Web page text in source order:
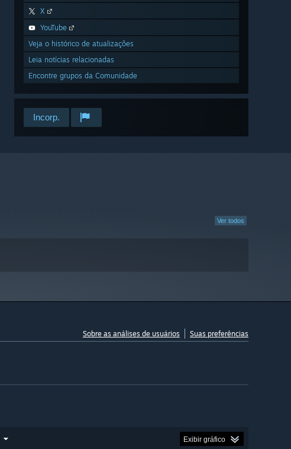
X
YouTube
Veja o histórico de atualizações
Leia notícias relacionadas
Encontre grupos da Comunidade
Incorp.
Ver todos
Sobre as análises de usuários Suas preferências
Exibir gráfico